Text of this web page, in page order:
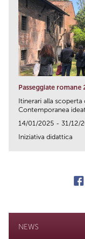
Passeggiate romane
Itinerari alla
Contemporanea
14/01/2025 - 31/12/
Iniziativa didattica
NEWS